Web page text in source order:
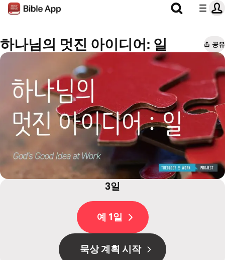
하나님의 멋진 아이디어: 일 공유
3일
예 1일
묵상 계획 시작